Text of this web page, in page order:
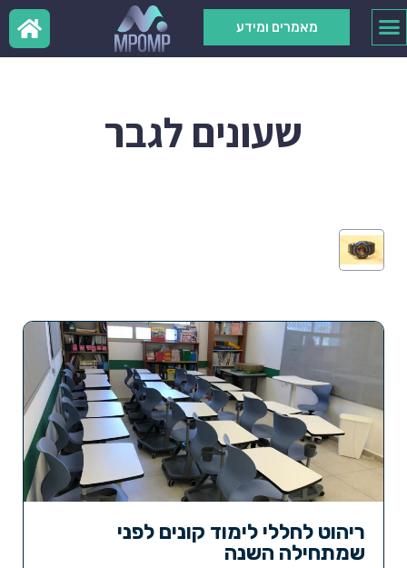
מאמרים ומידע
שעונים לגבר
ריהוט לחללי לימוד קונים לפני
שמתחילה השנה